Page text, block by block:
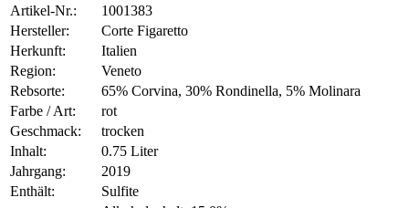
Artikel-Nr.:
1001383
Hersteller:
Corte Figaretto
Herkunft:
Italien
Region:
Veneto
Rebsorte:
65% Corvina, 30% Rondinella, 5% Molinara
Farbe / Art:
rot
Geschmack:
trocken
Inhalt:
0.75 Liter
Jahrgang:
2019
Enthält:
Sulfite